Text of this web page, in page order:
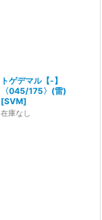
トゲデマル【-】
〈045/175〉(雷)
[SVM]
在庫なし